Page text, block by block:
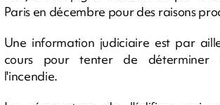
Paris en décembre pour des raisons
Une information judiciaire est par
cours pour tenter de déterminer
l'incendie.